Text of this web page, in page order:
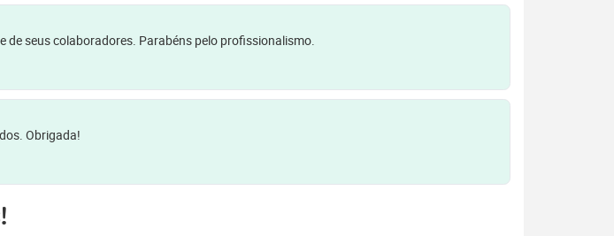
de seus colaboradores. Parabéns pelo profissionalismo.
Obrigada!